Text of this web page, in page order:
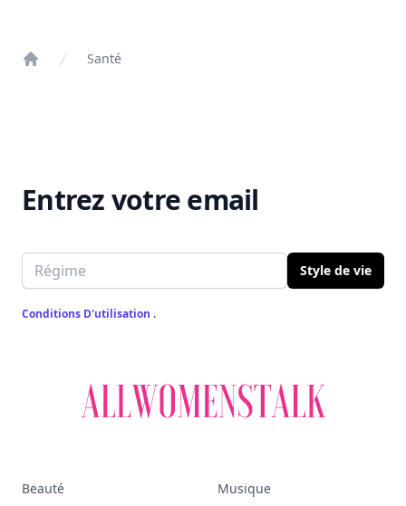
Santé
Entrez votre email
Email address Style de vie
Conditions D'utilisation .
Beauté Musique